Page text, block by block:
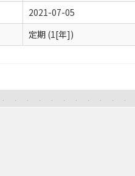
2021-07-05
定期 (1[年])